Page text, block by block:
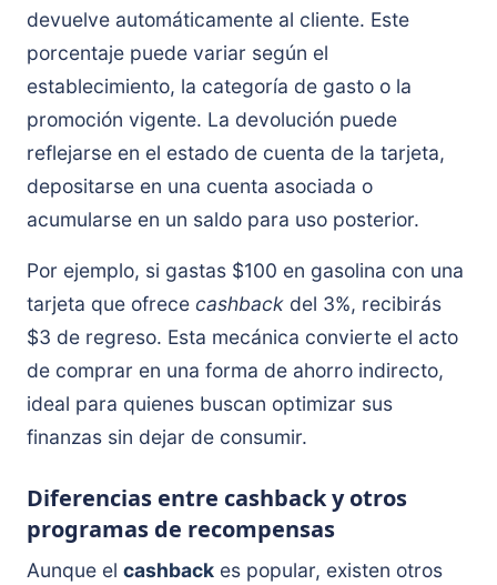
devuelve automáticamente al cliente. Este
porcentaje puede variar según el
establecimiento, la categoría de gasto o la
promoción vigente. La devolución puede
reflejarse en el estado de cuenta de la tarjeta,
depositarse en una cuenta asociada o
acumularse en un saldo para uso posterior.
Por ejemplo, si gastas $100 en gasolina con una
tarjeta que ofrece cashback del 3%, recibirás
$3 de regreso. Esta mecánica convierte el acto
de comprar en una forma de ahorro indirecto,
ideal para quienes buscan optimizar sus
finanzas sin dejar de consumir.
Diferencias entre cashback y otros
programas de recompensas
Aunque el cashback es popular, existen otros